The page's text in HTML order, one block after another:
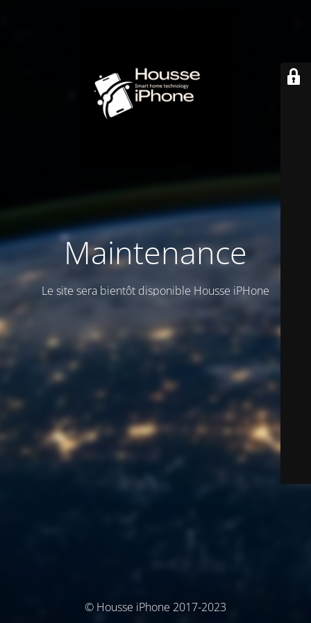
Maintenance
Le site sera bientôt disponible Housse iPHone
© Housse iPhone 2017-2023